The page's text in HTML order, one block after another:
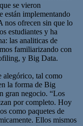
se vieron
están implementando
nos ofrecen sin que lo
estudiantes y ha
las analiticas de
familiarizando con
y Big Data.
alegórico, tal como
la forma de Big
gran negocio. “Los
por completo. Hoy
como paquetes de
Ellos mismos